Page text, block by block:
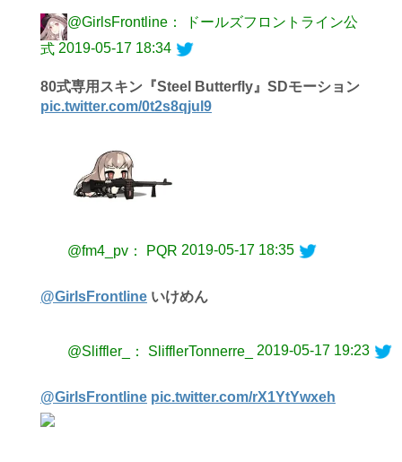
@GirlsFrontline： ドールズフロントライン公
式 2019-05-17 18:34
80式専用スキン『Steel Butterfly』SDモーション
pic.twitter.com/0t2s8qjul9
@fm4_pv： PQR 2019-05-17 18:35
@GirlsFrontline いけめん
@Sliffler_： SlifflerTonnerre_ 2019-05-17 19:23
@GirlsFrontline pic.twitter.com/rX1YtYwxeh